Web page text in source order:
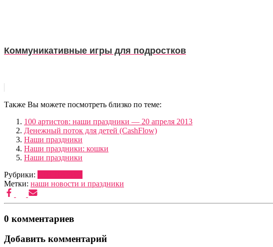
Коммуникативные игры для подростков
Также Вы можете посмотреть близко по теме:
100 артистов: наши праздники — 20 апреля 2013
Денежный поток для детей (CashFlow)
Наши праздники
Наши праздники: кошки
Наши праздники
Рубрики:
Метки: наши новости и праздники
0 комментариев
Добавить комментарий